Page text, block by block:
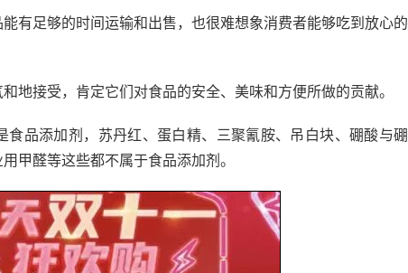
有足够的时间运输和出售，也很难想象消费者能够吃到放心的
地接受，肯定它们对食品的安全、美味和方便所做的贡献。
食品添加剂，苏丹红、蛋白精、三聚氰胺、吊白块、硼酸与硼
甲醛等这些都不属于食品添加剂。